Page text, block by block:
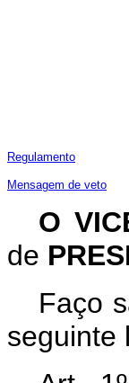
Regulamento
Mensagem de veto
O
de
Faço
seguinte